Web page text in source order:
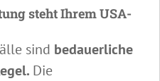
steht Ihrem USA-
sind bedauerliche
Die